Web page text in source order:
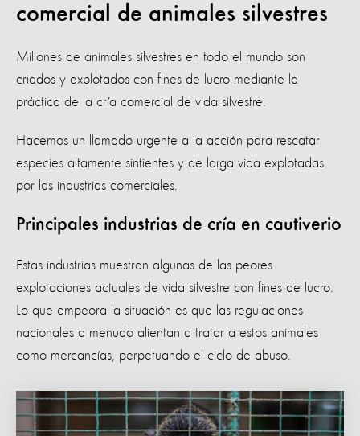
comercial de animales silvestres
Millones de animales silvestres en todo el mundo son
criados y explotados con fines de lucro mediante la
práctica de la cría comercial de vida silvestre.
Hacemos un llamado urgente a la acción para rescatar
especies altamente sintientes y de larga vida explotadas
por las industrias comerciales.
Principales industrias de cría en cautiverio
Estas industrias muestran algunas de las peores
explotaciones actuales de vida silvestre con fines de lucro.
Lo que empeora la situación es que las regulaciones
nacionales a menudo alientan a tratar a estos animales
como mercancías, perpetuando el ciclo de abuso.